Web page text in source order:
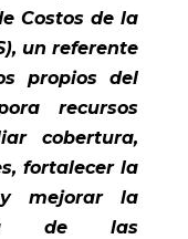
Costos de la
un referente
propios del
recursos
cobertura,
fortalecer la
y mejorar la
de las